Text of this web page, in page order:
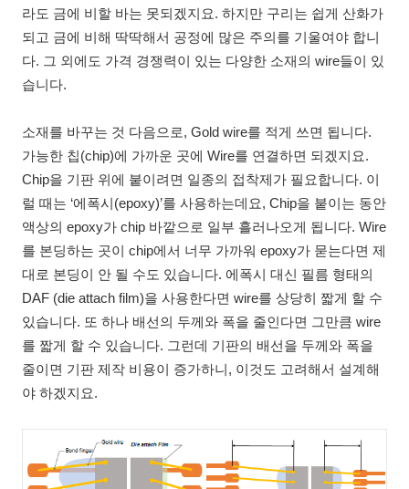
라도 금에 비할 바는 못되겠지요. 하지만 구리는 쉽게 산화가
되고 금에 비해 딱딱해서 공정에 많은 주의를 기울여야 합니
다. 그 외에도 가격 경쟁력이 있는 다양한 소재의 wire들이 있
습니다.
소재를 바꾸는 것 다음으로, Gold wire를 적게 쓰면 됩니다.
가능한 칩(chip)에 가까운 곳에 Wire를 연결하면 되겠지요.
Chip을 기판 위에 붙이려면 일종의 접착제가 필요합니다. 이
럴 때는 ‘에폭시(epoxy)’를 사용하는데요, Chip을 붙이는 동안
액상의 epoxy가 chip 바깥으로 일부 흘러나오게 됩니다. Wire
를 본딩하는 곳이 chip에서 너무 가까워 epoxy가 묻는다면 제
대로 본딩이 안 될 수도 있습니다. 에폭시 대신 필름 형태의
DAF (die attach film)을 사용한다면 wire를 상당히 짧게 할 수
있습니다. 또 하나 배선의 두께와 폭을 줄인다면 그만큼 wire
를 짧게 할 수 있습니다. 그런데 기판의 배선을 두께와 폭을
줄이면 기판 제작 비용이 증가하니, 이것도 고려해서 설계해
야 하겠지요.